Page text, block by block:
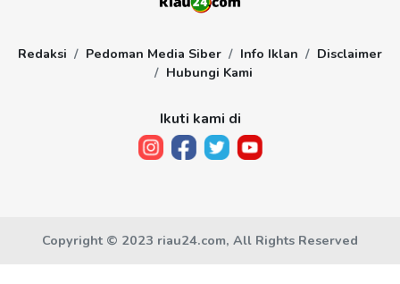
Redaksi Pedoman Media Siber Info Iklan
Disclaimer
Hubungi Kami
Ikuti kami di
Copyright © 2023 riau24.com, All Rights Reserved